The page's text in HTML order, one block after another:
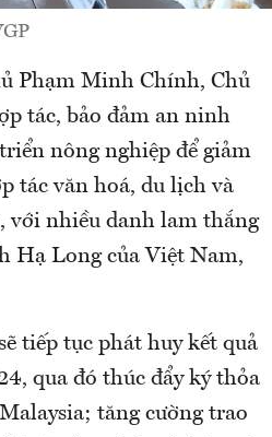
Phạm Minh Chính, Chủ
tác, bảo đảm an ninh
nông nghiệp để giảm
tác văn hoá, du lịch và
với nhiều danh lam thắng
Hạ Long của Việt Nam,
tiếp tục phát huy kết quả
qua đó thúc đẩy ký thỏa
tăng cường trao